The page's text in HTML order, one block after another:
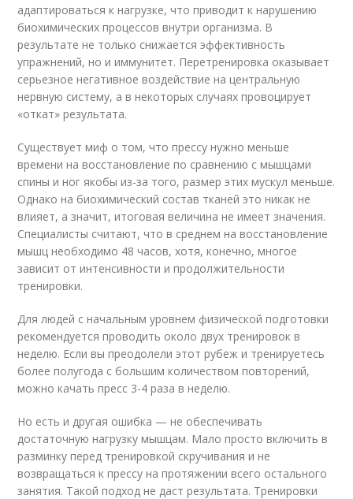
адаптироваться к нагрузке, что приводит к нарушению
биохимических процессов внутри организма. В
результате не только снижается эффективность
упражнений, но и иммунитет. Перетренировка оказывает
серьезное негативное воздействие на центральную
нервную систему, а в некоторых случаях провоцирует
«откат» результата.
Существует миф о том, что прессу нужно меньше
времени на восстановление по сравнению с мышцами
спины и ног якобы из-за того, размер этих мускул меньше.
Однако на биохимический состав тканей это никак не
влияет, а значит, итоговая величина не имеет значения.
Специалисты считают, что в среднем на восстановление
мышц необходимо 48 часов, хотя, конечно, многое
зависит от интенсивности и продолжительности
тренировки.
Для людей с начальным уровнем физической подготовки
рекомендуется проводить около двух тренировок в
неделю. Если вы преодолели этот рубеж и тренируетесь
более полугода с большим количеством повторений,
можно качать пресс 3-4 раза в неделю.
Но есть и другая ошибка — не обеспечивать
достаточную нагрузку мышцам. Мало просто включить в
разминку перед тренировкой скручивания и не
возвращаться к прессу на протяжении всего остального
занятия. Такой подход не даст результата. Тренировки